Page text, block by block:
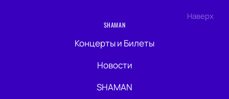
Наверх
SHAMAN
Концерты и Билеты
Новости
SHAMAN